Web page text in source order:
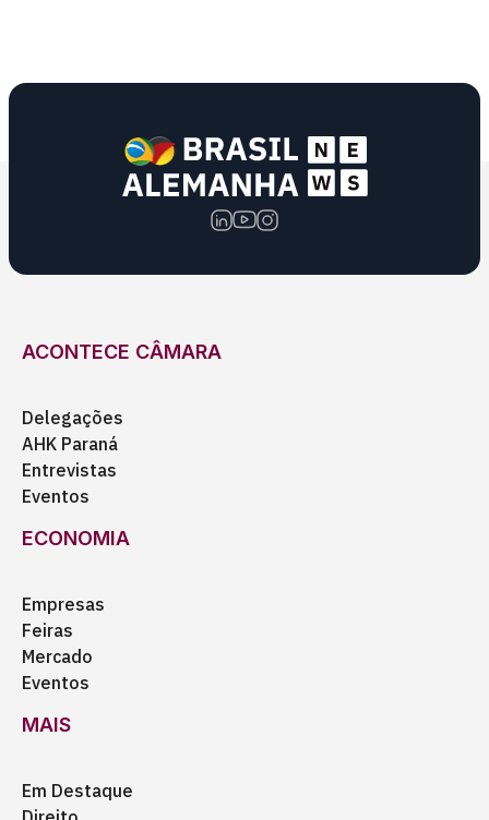
ACONTECE CÂMARA
Delegações
AHK Paraná
Entrevistas
Eventos
ECONOMIA
Empresas
Feiras
Mercado
Eventos
MAIS
Em Destaque